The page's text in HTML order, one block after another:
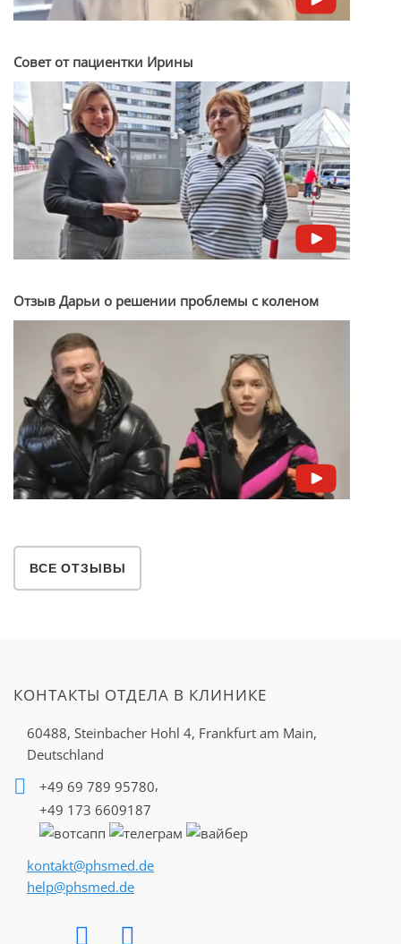
Совет от пациентки Ирины
Отзыв Дарьи о решении проблемы с коленом
ВСЕ ОТЗЫВЫ
КОНТАКТЫ ОТДЕЛА В КЛИНИКЕ
60488, Steinbacher Hohl 4, Frankfurt am Main,
Deutschland
+49 69 789 95780,
+49 173 6609187
kontakt@phsmed.de
help@phsmed.de